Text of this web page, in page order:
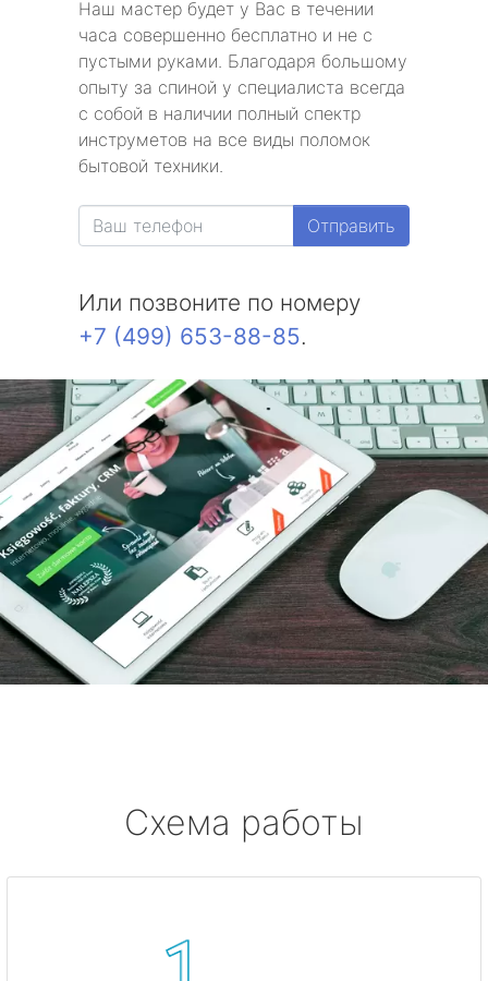
Наш мастер будет у Вас в течении
часа совершенно бесплатно и не с
пустыми руками. Благодаря большому
опыту за спиной у специалиста всегда
с собой в наличии полный спектр
инструметов на все виды поломок
бытовой техники.
Отправить
Или позвоните по номеру
+7 (499) 653-88-85.
Схема работы